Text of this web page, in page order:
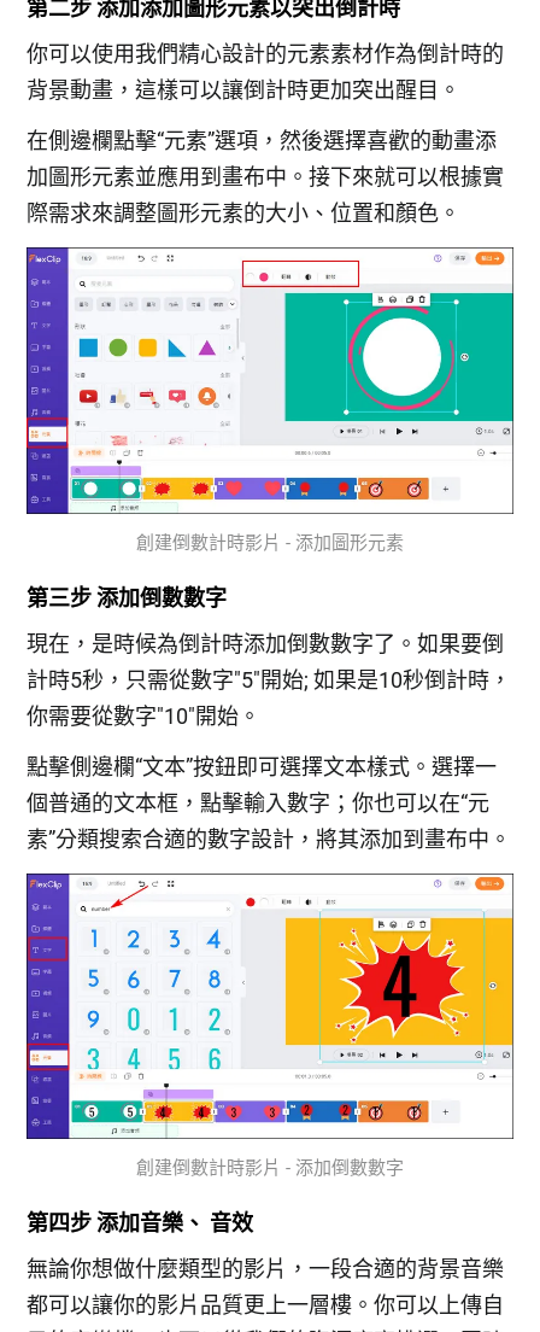
第二步 添加添加圖形元素以突出倒計時
你可以使用我們精心設計的元素素材作為倒計時的
背景動畫，這樣可以讓倒計時更加突出醒目。
在側邊欄點擊“元素”選項，然後選擇喜歡的動畫添
加圖形元素並應用到畫布中。接下來就可以根據實
際需求來調整圖形元素的大小、位置和顏色。
創建倒數計時影片 - 添加圖形元素
第三步 添加倒數數字
現在，是時候為倒計時添加倒數數字了。如果要倒
計時5秒，只需從數字"5"開始; 如果是10秒倒計時，
你需要從數字"10"開始。
點擊側邊欄“文本”按鈕即可選擇文本樣式。選擇一
個普通的文本框，點擊輸入數字；你也可以在“元
素”分類搜索合適的數字設計，將其添加到畫布中。
創建倒數計時影片 - 添加倒數數字
第四步 添加音樂、 音效
無論你想做什麼類型的影片，一段合適的背景音樂
都可以讓你的影片品質更上一層樓。你可以上傳自